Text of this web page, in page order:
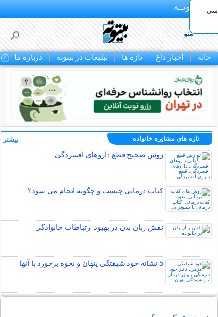
بـیتوتــه
منو
خانه اخبار داغ تازه ها تبلیغات در بیتوته درباره ما
تازه های مشاوره خانواده
روش صحیح قطع داروهای افسردگی
کتاب درمانی چیست و چگونه انجام می شود؟
نقش زبان بدن در بهبود ارتباطات خانوادگی
5 نشانه خود شیفتگی پنهان و نحوه برخورد با آنها
بیشتر